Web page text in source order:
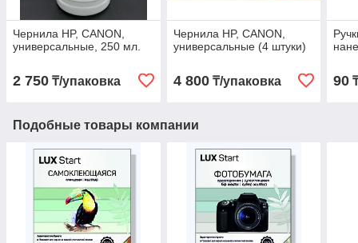
Чернила HP, CANON,
универсальные, 250 мл.
2 750 ₸/упаковка
Чернила HP, CANON,
универсальные (4 штуки)
4 800₸/упаковка 90
Подобные товары компании